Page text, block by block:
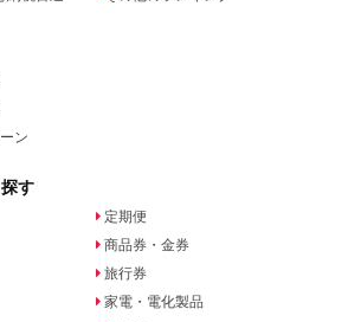
ン
す
定期便
商品券・金券
旅行券
家電・電化製品